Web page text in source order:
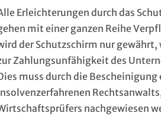
Erleichterungen durch das
mit einer ganzen Reihe
der Schutzschirm nur gewährt,
Zahlungsunfähigkeit des
muss durch die Bescheinigung
nachgewiesen